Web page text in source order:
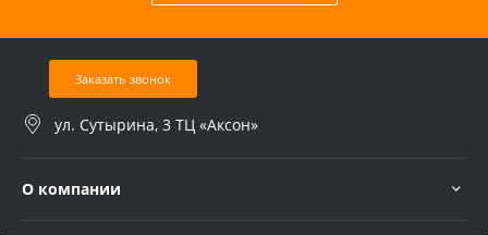
Заказать звонок
ул. Сутырина, 3 ТЦ «Аксон»
О компании